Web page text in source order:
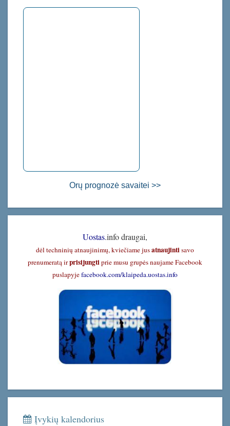
Orų prognozė savaitei >>
Uostas.info draugai,
dėl techninių atnaujinimų, kviečiame jusatnaujintisavo
prenumeratą irprisijungtiprie musu grupės naujame Facebook
puslapyjefacebook.com/klaipeda.uostas.info
Įvykių kalendorius